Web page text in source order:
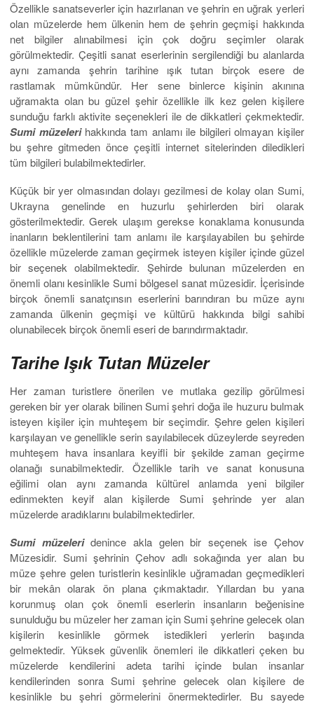
Özellikle sanatseverler için hazırlanan ve şehrin en uğrak yerleri
olan müzelerde hem ülkenin hem de şehrin geçmişi hakkında
net bilgiler alınabilmesi için çok doğru seçimler olarak
görülmektedir. Çeşitli sanat eserlerinin sergilendiği bu alanlarda
aynı zamanda şehrin tarihine ışık tutan birçok esere de
rastlamak mümkündür. Her sene binlerce kişinin akınına
uğramakta olan bu güzel şehir özellikle ilk kez gelen kişilere
sunduğu farklı aktivite seçenekleri ile de dikkatleri çekmektedir.
Sumi müzelerihakkında tam anlamı ile bilgileri olmayan kişiler
bu şehre gitmeden önce çeşitli internet sitelerinden diledikleri
tüm bilgileri bulabilmektedirler.
Küçük bir yer olmasından dolayı gezilmesi de kolay olan Sumi,
Ukrayna genelinde en huzurlu şehirlerden biri olarak
gösterilmektedir. Gerek ulaşım gerekse konaklama konusunda
inanların beklentilerini tam anlamı ile karşılayabilen bu şehirde
özellikle müzelerde zaman geçirmek isteyen kişiler içinde güzel
bir seçenek olabilmektedir. Şehirde bulunan müzelerden en
önemli olanı kesinlikle Sumi bölgesel sanat müzesidir. İçerisinde
birçok önemli sanatçınsın eserlerini barındıran bu müze aynı
zamanda ülkenin geçmişi ve kültürü hakkında bilgi sahibi
olunabilecek birçok önemli eseri de barındırmaktadır.
Tarihe Işık Tutan Müzeler
Her zaman turistlere önerilen ve mutlaka gezilip görülmesi
gereken bir yer olarak bilinen Sumi şehri doğa ile huzuru bulmak
isteyen kişiler için muhteşem bir seçimdir. Şehre gelen kişileri
karşılayan ve genellikle serin sayılabilecek düzeylerde seyreden
muhteşem hava insanlara keyifli bir şekilde zaman geçirme
olanağı sunabilmektedir. Özellikle tarih ve sanat konusuna
eğilimi olan aynı zamanda kültürel anlamda yeni bilgiler
edinmekten keyif alan kişilerde Sumi şehrinde yer alan
müzelerde aradıklarını bulabilmektedirler.
Sumi müzeleridenince akla gelen bir seçenek ise Çehov
Müzesidir. Sumi şehrinin Çehov adlı sokağında yer alan bu
müze şehre gelen turistlerin kesinlikle uğramadan geçmedikleri
bir mekân olarak ön plana çıkmaktadır. Yıllardan bu yana
korunmuş olan çok önemli eserlerin insanların beğenisine
sunulduğu bu müzeler her zaman için Sumi şehrine gelecek olan
kişilerin kesinlikle görmek istedikleri yerlerin başında
gelmektedir. Yüksek güvenlik önemleri ile dikkatleri çeken bu
müzelerde kendilerini adeta tarihi içinde bulan insanlar
kendilerinden sonra Sumi şehrine gelecek olan kişilere de
kesinlikle bu şehri görmelerini önermektedirler. Bu sayede